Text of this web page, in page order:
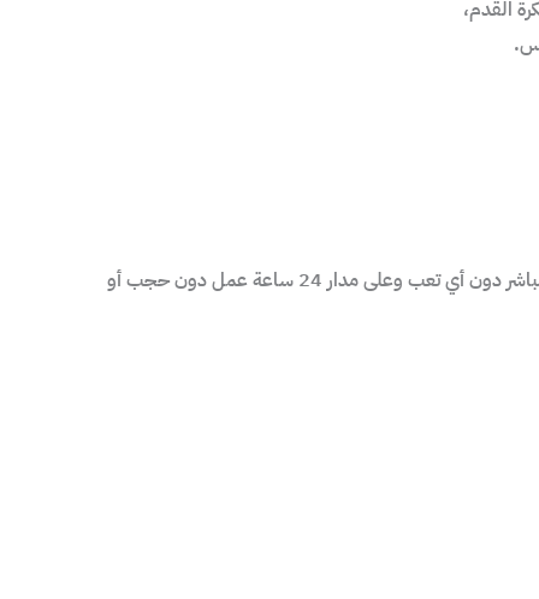
لذالك خيارك الوحيد والأمثل هو اشتراكك معنا لمشاهدة جميع تلك المباريات بكل سهولة وتوفير للوقت، لوصولك لهذه الخدمات بشكل مباشر دون أي تعب وعلى مدار 24 ساعة عمل دون حجب أو